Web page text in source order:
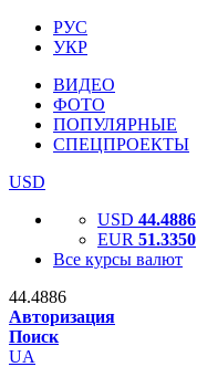
РУС
УКР
ВИДЕО
ФОТО
ПОПУЛЯРНЫЕ
СПЕЦПРОЕКТЫ
USD
USD 44.4886
EUR 51.3350
Все курсы валют
44.4886
Авторизация
Поиск
UA